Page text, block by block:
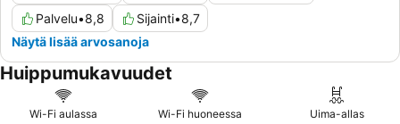
Palvelu•8,8 Sijainti•8,7
Näytä lisää arvosanoja
Huippumukavuudet
Wi-Fi aulassa Wi-Fi huoneessa Uima-allas